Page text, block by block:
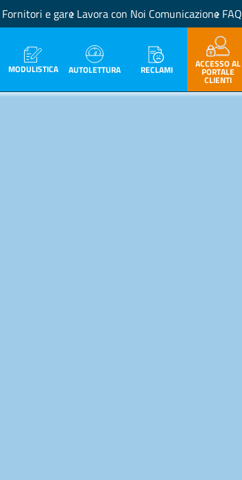
Fornitori e gare Lavora con Noi Comunicazione FAQ
MODULISTICA AUTOLETTURA RECLAMI ACCESSO AL
PORTALE
CLIENTI